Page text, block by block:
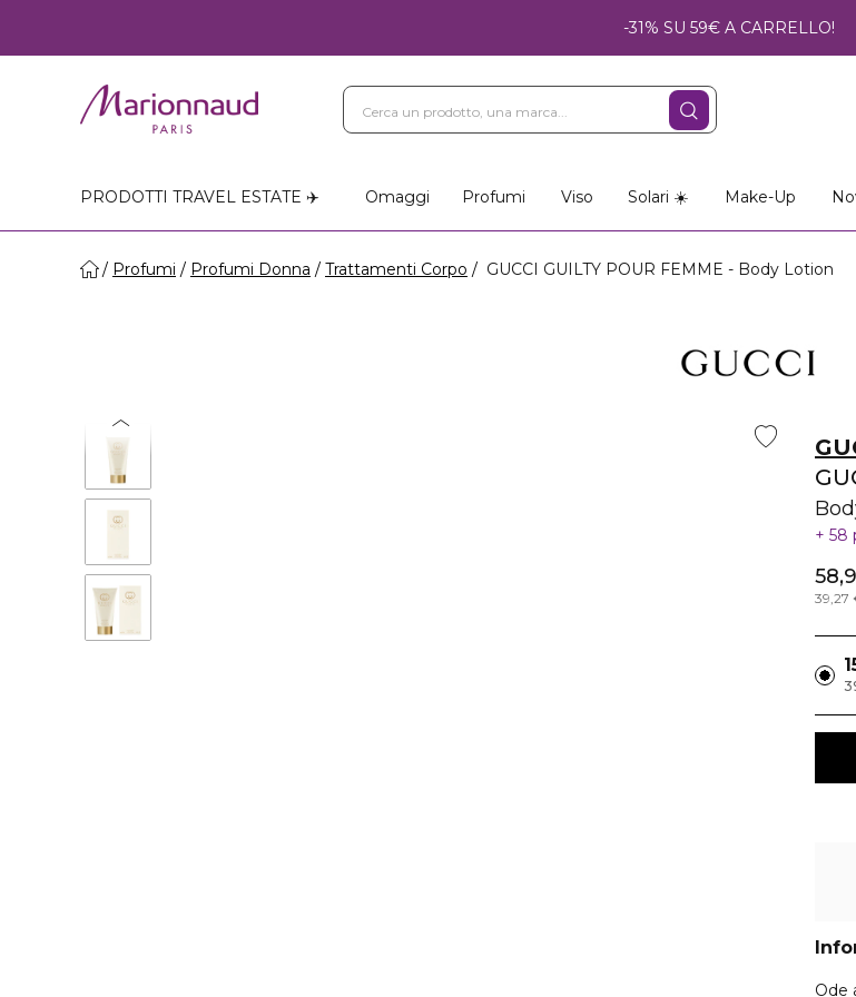
-31% SU 59€ A CARRELLO!
PRODOTTI TRAVEL ESTATE ✈️ Omaggi Profumi Viso Solari ☀️ Make-Up
Profumi Profumi Donna Trattamenti Corpo GUCCI GUILTY POUR FEMME - Body Lotion
58
39,27
Ode